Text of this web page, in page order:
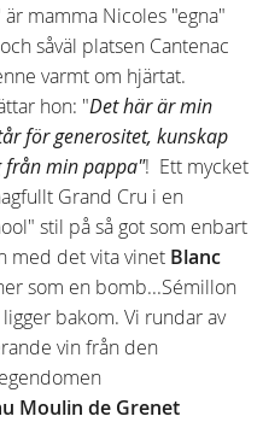
är mamma Nicoles "egna"
såväl platsen Cantenac
varmt om hjärtat.
hon: "Det här är min
för generositet, kunskap
från min pappa"! Ett mycket
Grand Cru i en
stil på så got som enbart
med det vita vinet Blanc
som en bomb...Sémillon
bakom. Vi rundar av
vin från den
Moulin de Grenet